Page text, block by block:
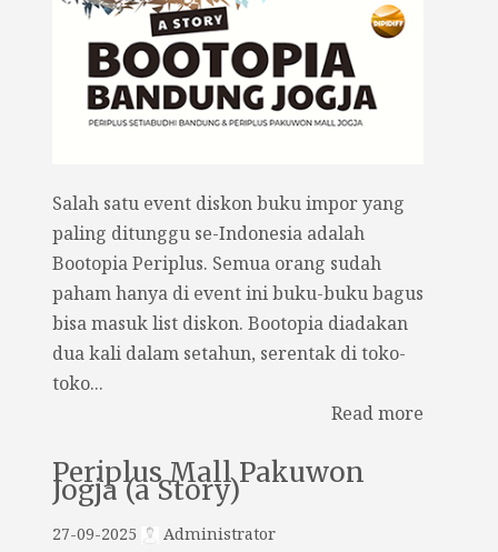
Salah satu event diskon buku impor yang
paling ditunggu se-Indonesia adalah
Bootopia Periplus. Semua orang sudah
paham hanya di event ini buku-buku bagus
bisa masuk list diskon. Bootopia diadakan
dua kali dalam setahun, serentak di toko-
toko...
Read more
Periplus Mall Pakuwon
Jogja (a Story)
27-09-2025 Administrator